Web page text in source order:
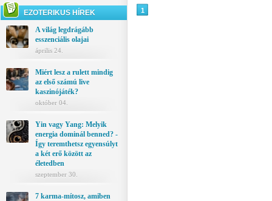
EZOTERIKUS HÍREK
A világ legdrágább
esszenciális olajai
április 24.
Miért lesz a rulett mindig
az első számú live
kaszinójáték?
október 04.
Yin vagy Yang: Melyik
energia dominál benned? -
Így teremthetsz egyensúlyt
a két erő között az
életedben
szeptember 30.
7 karma-mítosz, amiben
1